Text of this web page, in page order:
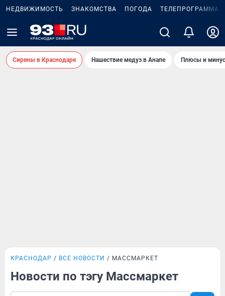
НЕДВИЖИМОСТЬ ЗНАКОМСТВА ПОГОДА ТЕЛЕПРОГРАММА
Сирены в Краснодаре Нашествие медуз в Анапе Плюсы и
КРАСНОДАР ВСЕ НОВОСТИ МАССМАРКЕТ
Новости по тэгу Массмаркет